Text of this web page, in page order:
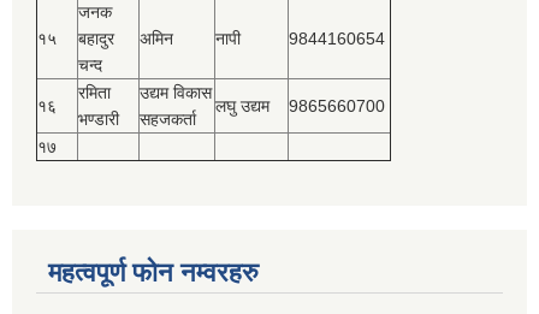
१५
जनक
बहादुर
चन्द
अमिन नापी 9844160654
१६
रमिता
भण्डारी
उद्यम विकास
सहजकर्ता
लघु उद्यम 9865660700
१७
महत्वपूर्ण फोन नम्वरहरु